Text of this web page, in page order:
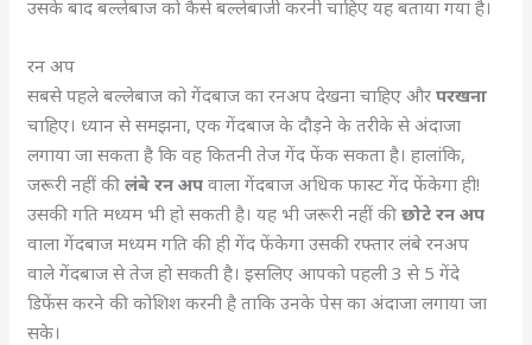
उसके बाद बल्लेबाज को कैसे बल्लेबाजी करनी चाहिए यह बताया गया है।
रन अप
सबसे पहले बल्लेबाज को गेंदबाज का रनअप देखना चाहिए औरपरखना
चाहिए। ध्यान से समझना, एक गेंदबाज के दौड़ने के तरीके से अंदाजा
लगाया जा सकता है कि वह कितनी तेज गेंद फेंक सकता है। हालांकि,
जरूरी नहीं कीलंबे रन अप वाला गेंदबाज अधिक फास्ट गेंद फेंकेगा ही!
उसकी गति मध्यम भी हो सकती है। यह भी जरूरी नहीं कीछोटे रन अप
वाला गेंदबाज मध्यम गति की ही गेंद फेंकेगा उसकी रफ्तार लंबे रनअप
वाले गेंदबाज से तेज हो सकती है। इसलिए आपको पहली 3 से 5 गेंदे
डिफेंस करने की कोशिश करनी है ताकि उनके पेस का अंदाजा लगाया जा
सके।